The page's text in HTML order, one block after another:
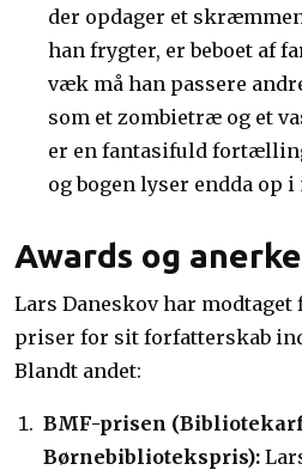
der opdager et
han frygter, er beboet af
væk må han passere
som et zombietræ og et
er en fantasifuld
og bogen lyser endda op
Awards og
Lars Daneskov har
priser for sit forfatterskab
Blandt andet:
BMF-prisen
Børnebibliotekspris):